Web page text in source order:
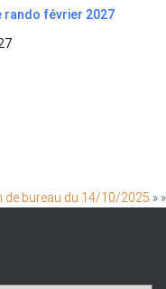
rando février 2027
de bureau du 14/10/2025 » »